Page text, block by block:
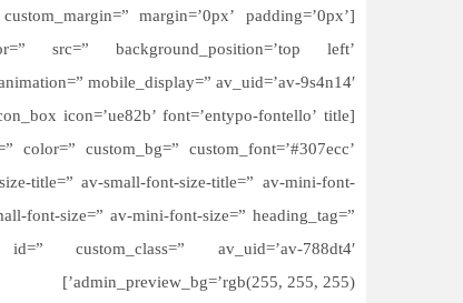
margin=’0px’ padding=’0px’
src=” background_position=’top left’
mobile_display=” av_uid=’av-9s4n14′]
color=” custom_bg=” custom_font=’#307ecc’
title=” av-small-font-size-title=” av-mini-font-
font-size=” av-mini-font-size=” heading_tag=”
custom_class=” av_uid=’av-788dt4′
admin_preview_bg=’rgb(255, 255, 255)’]